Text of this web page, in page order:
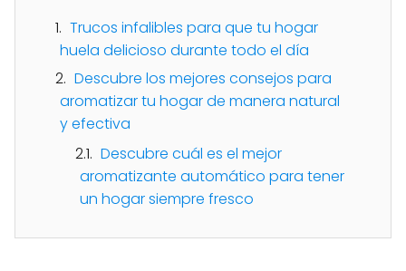
Trucos infalibles para que tu hogar
huela delicioso durante todo el día
Descubre los mejores consejos para
aromatizar tu hogar de manera natural
y efectiva
Descubre cuál es el mejor
aromatizante automático para tener
un hogar siempre fresco